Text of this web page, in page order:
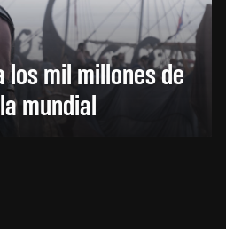
los mil millones de
mundial